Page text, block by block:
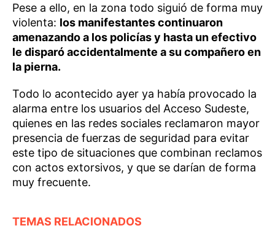
Pese a ello, en la zona todo siguió de forma muy
violenta: los manifestantes continuaron
amenazando a los policías y hasta un efectivo
le disparó accidentalmente a su compañero en
la pierna.
Todo lo acontecido ayer ya había provocado la
alarma entre los usuarios del Acceso Sudeste,
quienes en las redes sociales reclamaron mayor
presencia de fuerzas de seguridad para evitar
este tipo de situaciones que combinan reclamos
con actos extorsivos, y que se darían de forma
muy frecuente.
TEMAS RELACIONADOS